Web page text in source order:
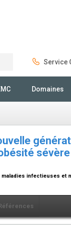
Service
Domaines
infectieuses et